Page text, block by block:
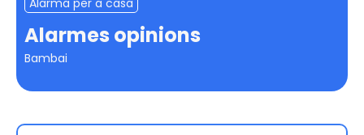
Alarma per a casa
Alarmes opinions
Bambai